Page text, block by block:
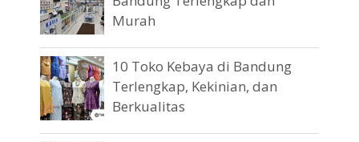
Murah
10 Toko Kebaya di Bandung
Terlengkap, Kekinian, dan
Berkualitas